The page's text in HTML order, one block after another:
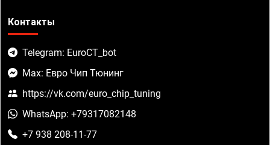
Контакты
Telegram: EuroCT_bot
Max: Евро Чип Тюнинг
https://vk.com/euro_chip_tuning
WhatsApp: +79317082148
+7 938 208-11-77